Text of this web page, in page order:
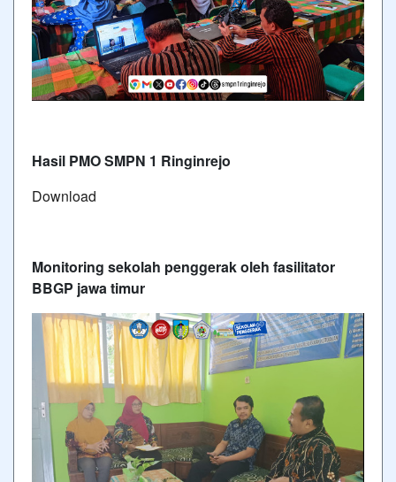
Hasil PMO SMPN 1 Ringinrejo
Download
Monitoring sekolah penggerak oleh fasilitator
BBGP jawa timur